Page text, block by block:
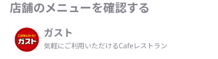
店舗のメニューを確認する
ガスト
気軽にご利用いただけるCafeレストラン